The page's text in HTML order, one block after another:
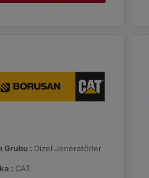
Grubu : Dizel Jeneratörler
: CAT